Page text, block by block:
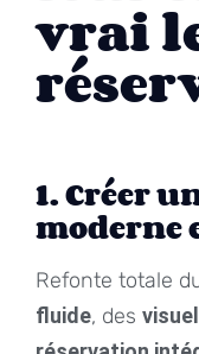
vrai
1. Créer
moderne
Refonte totale
fluide, des